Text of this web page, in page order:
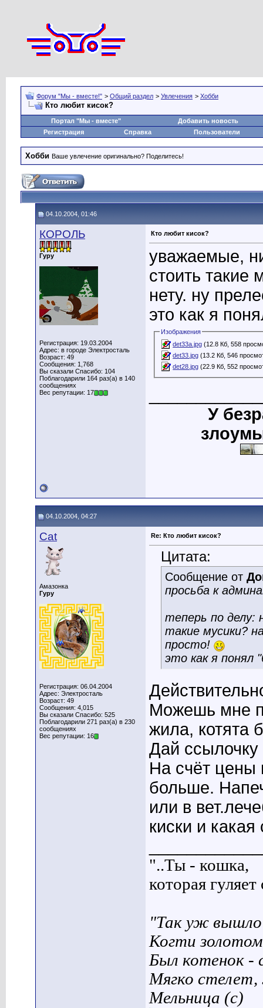
Форум "Мы - вместе!" > Общий раздел > Увлечения > Хобби
Кто любит кисок?
Портал "Мы - вместе"
Добавить новость
Регистрация
Справка Пользователи
Хобби Ваше увлечение оригинально? Поделитесь!
04.10.2004, 01:46
КОРОЛЬ
Гуру
Регистрация: 19.03.2004
Адрес: в городе Электросталь
Возраст: 49
Сообщения: 1,768
Вы сказали Спасибо: 104
Поблагодарили 164 раз(а) в 140
сообщениях
Вес репутации: 17
Кто любит кисок?
уважаемые,
стоить
нету. ну
это как я
Изображения
det33a.jpg (12.8 Кб, 558
det33.jpg (13.2 Кб, 546
det28.jpg (22.9 Кб, 552
У
04.10.2004, 04:27
Cat
Амазонка
Гуру
Регистрация: 06.04.2004
Адрес: Электросталь
Возраст: 49
Сообщения: 4,015
Вы сказали Спасибо: 525
Поблагодарили 271 раз(а) в 230
сообщениях
Вес репутации: 16
Re: Кто любит кисок?
Цитата:
Сообщение от
просьба к
теперь по делу:
такие мусики?
просто!
это как я понял
Можешь мне
жила, котята
Дай ссылочку
На счёт цены
больше.
или в
киски и
"..Ты - кошка,
которая
"Так уж вышло
Когти
Был котенок -
Мягко
Мельница (с)